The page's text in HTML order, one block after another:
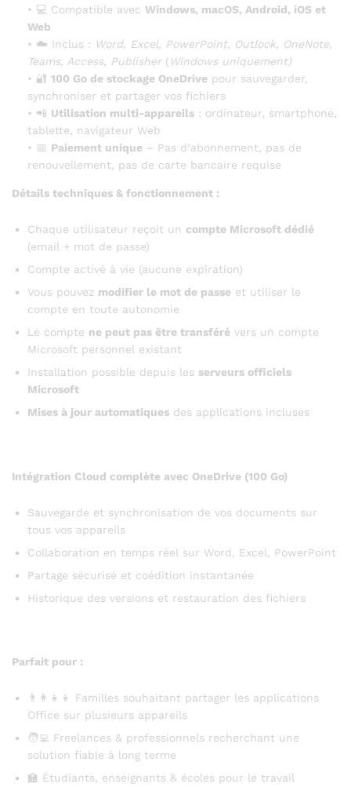
• 💻 Compatible avec Windows, macOS, Android, iOS et
Web
• ☁️ Inclus : Word, Excel, PowerPoint, Outlook, OneNote,
Teams, Access, Publisher( Windows uniquement)
• 🔐 100 Go de stockage OneDrive pour sauvegarder,
synchroniser et partager vos fichiers
• 📲 Utilisation multi-appareils : ordinateur, smartphone,
tablette, navigateur Web
• 📅 Paiement unique – Pas d’abonnement, pas de
renouvellement, pas de carte bancaire requise
Détails techniques & fonctionnement :
Chaque utilisateur reçoit un compte Microsoft dédié
(email + mot de passe)
Compte activé à vie (aucune expiration)
Vous pouvez modifier le mot de passe et utiliser le
compte en toute autonomie
Le compte ne peut pas être transféré vers un compte
Microsoft personnel existant
Installation possible depuis les serveurs officiels
Microsoft
Mises à jour automatiques des applications incluses
Intégration Cloud complète avec OneDrive (100 Go)
Sauvegarde et synchronisation de vos documents sur
tous vos appareils
Collaboration en temps réel sur Word, Excel, PowerPoint
Partage sécurisé et coédition instantanée
Historique des versions et restauration des fichiers
Parfait pour :
👨‍👩‍👧‍👦 Familles souhaitant partager les applications
Office sur plusieurs appareils
🧑‍💻 Freelances & professionnels recherchant une
solution fiable à long terme
🏫 Étudiants, enseignants & écoles pour le travail